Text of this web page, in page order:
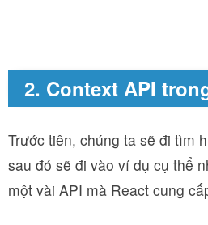
2. Context API
Trước tiên, chúng ta sẽ đi tìm
sau đó sẽ đi vào ví dụ cụ thể
một vài API mà React cung